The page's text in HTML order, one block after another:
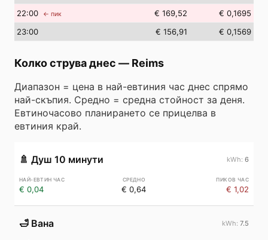
22:00 ← пик € 169,52
€ 0,1695
23:00 € 156,91 € 0,1569
Колко струва днес — Reims
Диапазон = цена в най-евтиния час днес спрямо
най-скъпия. Средно = средна стойност за деня.
Евтиночасово планирането се прицелва в
евтиния край.
🚿 Душ 10 минути 6
€ 0,04 € 0,64 € 1,02
🛁 Вана 7.5